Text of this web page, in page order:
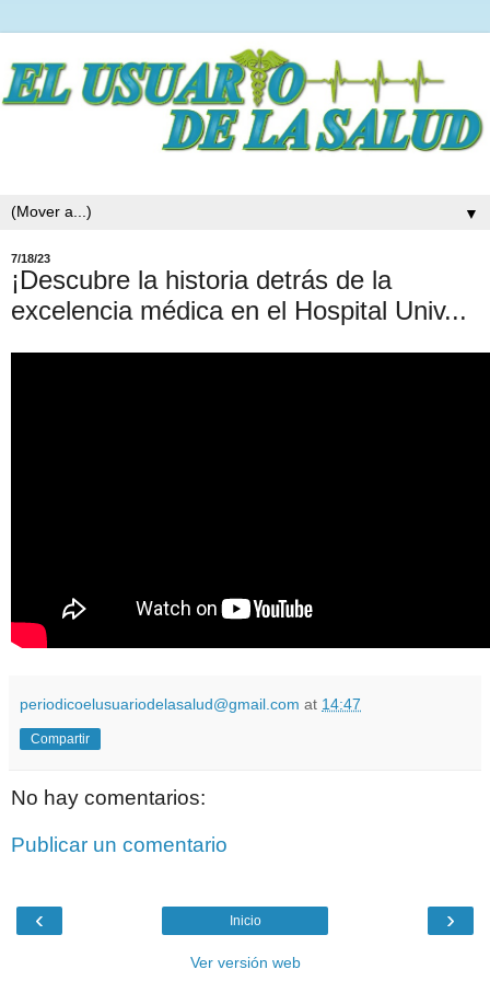
▼
7/18/23
¡Descubre la historia detrás de la
excelencia médica en el Hospital Univ...
periodicoelusuariodelasalud@gmail.com at 14:47
Compartir
No hay comentarios:
Publicar un comentario
‹ ›
Inicio
Ver versión web